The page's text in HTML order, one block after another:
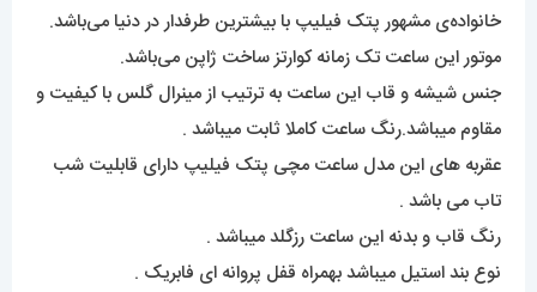
خانواده‌ی مشهور پتک فیلیپ با بیشترین طرفدار در دنیا می‌باشد.
موتور این ساعت تک زمانه کوارتز ساخت ژاپن می‌باشد.
جنس شیشه و قاب این ساعت به ترتیب از مینرال گلس با کیفیت و
مقاوم میباشد.رنگ ساعت کاملا ثابت میباشد .
عقربه های این مدل ساعت مچی پتک فیلیپ دارای قابلیت شب
تاب می باشد .
رنگ قاب و بدنه این ساعت رزگلد میباشد .
نوع بند استیل میباشد بهمراه قفل پروانه ای فابریک .